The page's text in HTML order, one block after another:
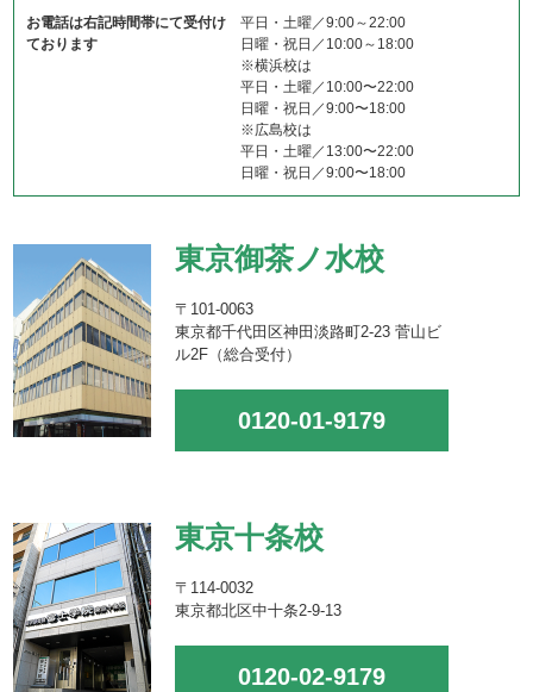
お電話は右記時間帯にて受付け
ております
平日・土曜／9:00～22:00
日曜・祝日／10:00～18:00
※横浜校は
平日・土曜／10:00〜22:00
日曜・祝日／9:00〜18:00
※広島校は
平日・土曜／13:00〜22:00
日曜・祝日／9:00〜18:00
東京御茶ノ水校
〒101-0063
東京都千代田区神田淡路町2-23 菅山ビ
ル2F（総合受付）
0120-01-9179
東京十条校
〒114-0032
東京都北区中十条2-9-13
0120-02-9179